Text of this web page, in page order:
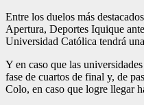
Entre los duelos más
Apertura, Deportes Iquique
Universidad Católica tendrá
Y en caso que las
fase de cuartos de final y, de
Colo, en caso que logre llegar